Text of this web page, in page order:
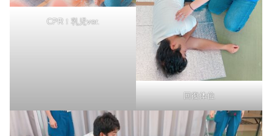
CPR！乳児ver.
回復体位